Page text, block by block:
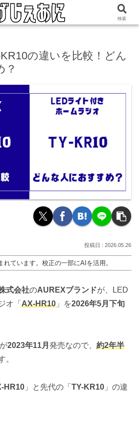
ト
の違いを比較！どん
？
2026.05.26
れています。校正の一部にAIを活用。
式会社のAUREXブランドが、LED
オ「 AX-HR10 」を2026年5月下旬
2023年11月 発売なので、 約2年半
。
HR10 」と先代の「 TY-KR10 」の違
検索